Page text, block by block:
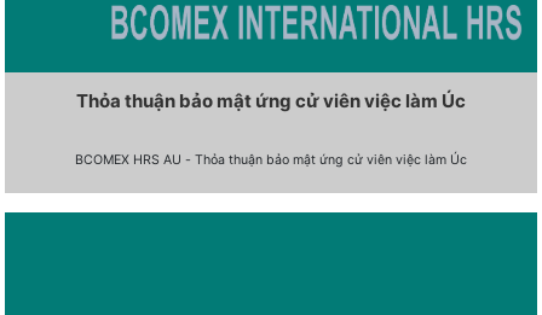
Thỏa thuận bảo mật ứng cử viên việc làm Úc
BCOMEX HRS AU - Thỏa thuận bảo mật ứng cử viên việc làm Úc